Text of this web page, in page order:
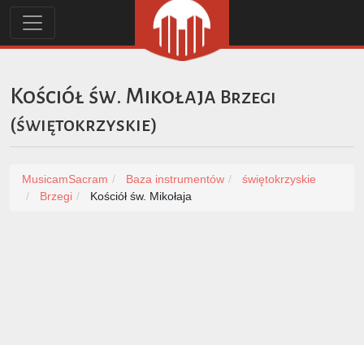
Kościół św. Mikołaja Brzegi
(świętokrzyskie)
MusicamSacram Baza instrumentów
świętokrzyskie
Brzegi
Kościół św. Mikołaja